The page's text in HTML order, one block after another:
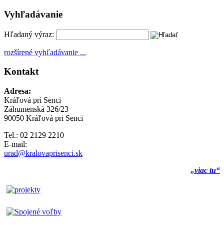
Vyhľadávanie
Hľadaný výraz:
rozšírené vyhľadávanie ...
Kontakt
Adresa:
Kráľová pri Senci
Záhumenská 326/23
90050 Kráľová pri Senci
Tel.: 02 2129 2210
E-mail:
urad@kralovaprisenci.sk
„viac tu“